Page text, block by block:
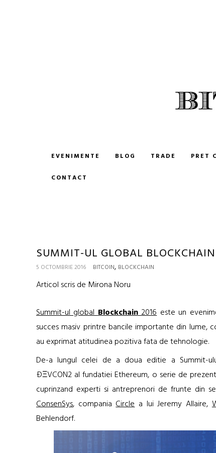
CUMPARA SI VINDE
EVENIMENTE BLOG TRADE PRET
CONTACT
SUMMIT-UL GLOBAL
5 OCTOMBRIE 2016 BITCOIN, BLOCKCHAIN
Articol scris de Mirona Noru
Summit-ul globalBlockchain2016este un
succes masiv printre bancile importante din lume,
au exprimat atitudinea pozitiva fata de tehnologie.
De-a lungul celei de a doua editie a Summit-
ÐΞVCON2 al fundatiei Ethereum, o serie de
cuprinzand experti si antreprenori de frunte din
ConsenSys, companiaCirclea lui Jeremy Allaire,
Behlendorf.